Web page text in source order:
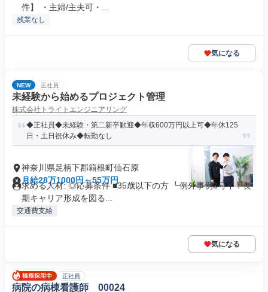
件】 ・主婦/主夫可・...
残業なし
気になる
NEW 正社員
未経験から始めるプロジェクト管理
株式会社トライトエンジニアリング
◆正社員◆未経験・第二新卒歓迎◆年収600万円以上可◆年休125
日・土日祝休み◆転勤なし
神奈川県足柄下郡箱根町仙石原
月給28万1000円～55万円
求める人材: ◎応募条件 ■35歳以下の方 ┗例外事例3号イ：長
期キャリア形成を図る...
交通費支給
気になる
正社員
病院の病棟看護師 00024